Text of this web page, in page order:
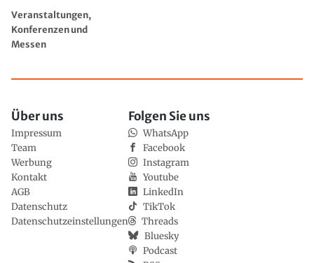
Veranstaltungen,
Konferenzen und
Messen
Über uns
Impressum
Team
Werbung
Kontakt
AGB
Datenschutz
Datenschutzeinstellungen
Folgen Sie uns
WhatsApp
Facebook
Instagram
Youtube
LinkedIn
TikTok
Threads
Bluesky
Podcast